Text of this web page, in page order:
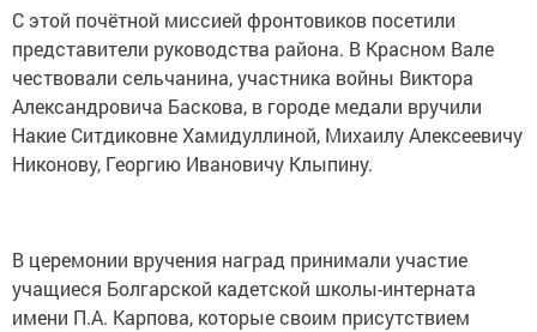
С этой почётной миссией фронтовиков посетили
представители руководства района. В Красном Вале
чествовали сельчанина, участника войны Виктора
Александровича Баскова, в городе медали вручили
Накие Ситдиковне Хамидуллиной, Михаилу Алексеевичу
Никонову, Георгию Ивановичу Клыпину.
В церемонии вручения наград принимали участие
учащиеся Болгарской кадетской школы-интерната
имени П.А. Карпова, которые своим присутствием